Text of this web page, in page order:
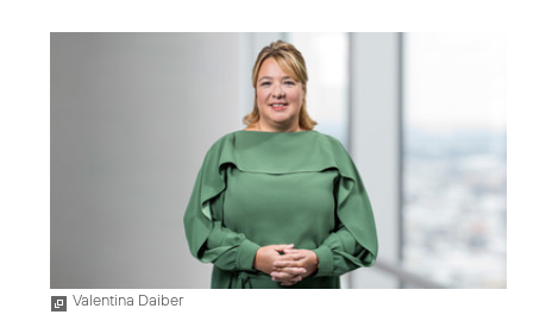
Valentina Daiber